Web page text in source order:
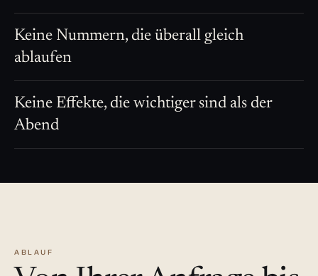
Keine Nummern, die überall gleich
ablaufen
Keine Effekte, die wichtiger sind als der
Abend
ABLAUF